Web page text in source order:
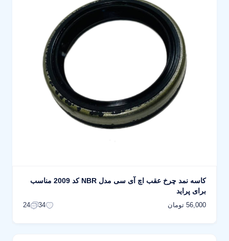
کاسه نمد چرخ عقب اچ آی سی مدل NBR کد 2009 مناسب
برای پراید
56,000 تومان 34
24